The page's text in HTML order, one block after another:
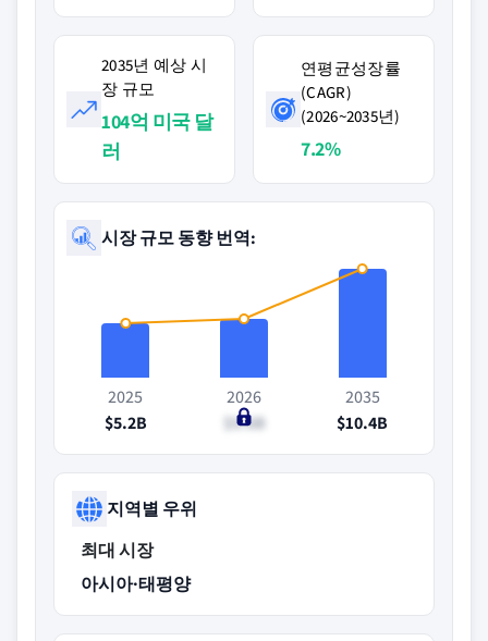
2035년 예상 시
장 규모
104억 미국 달
러
연평균성장률
(CAGR)
(2026~2035년)
7.2%
시장 규모 동향 번역:
2025
$5.2B
2026
$5.6B
2035
$10.4B
지역별 우위
최대 시장
아시아·태평양